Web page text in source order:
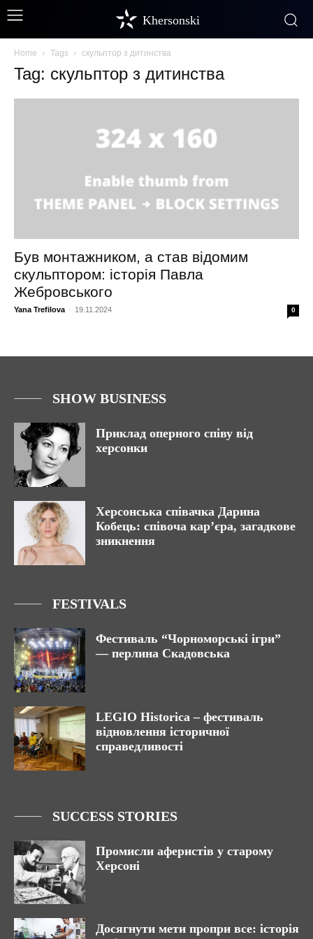
Khersonski
Home Tags скульптор з дитинства
Tag: скульптор з дитинства
Був монтажником, а став відомим
скульптором: історія Павла
Жебровського
Yana Trefilova - 19.11.2024 0
SHOW BUSINESS
Приклад оперного співу від
херсонки
Херсонська співачка Дарина
Кобець: співоча кар’єра, загадкове
зникнення
FESTIVALS
Фестиваль “Чорноморські ігри”
— перлина Скадовська
LEGIO Historica – фестиваль
відновлення історичної
справедливості
SUCCESS STORIES
Промисли аферистів у старому
Херсоні
Досягнути мети пропри все: історія